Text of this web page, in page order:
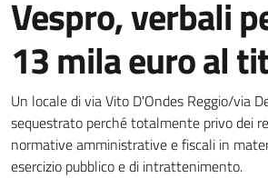
Vespro, verbali
13 mila euro al
Dettagli della
Un locale di via Vito D'Ondes Reggio/via
sequestrato perché totalmente privo dei
normative amministrative e fiscali in
esercizio pubblico e di intrattenimento.